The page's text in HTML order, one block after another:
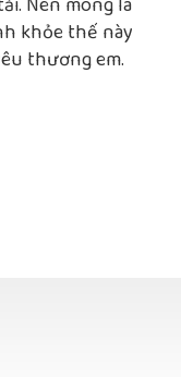
khỏe thế này
thương em.